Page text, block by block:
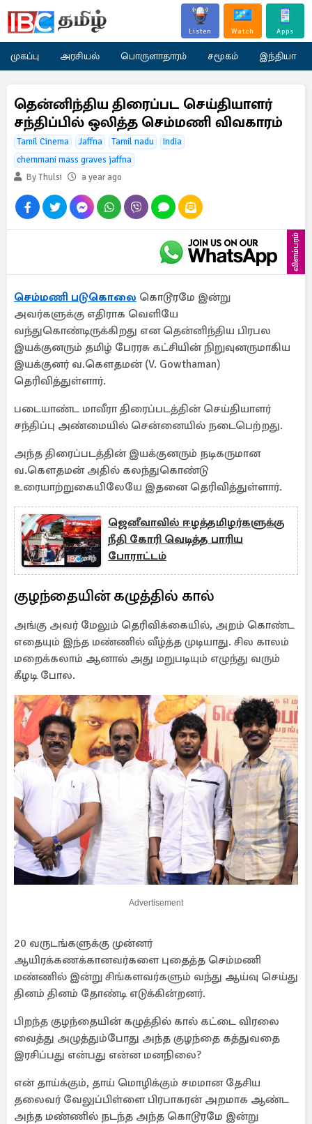
Listen Watch Apps
முகப்பு அரசியல் பொருளாதாரம் சமூகம் இந்தியா
தென்னிந்திய திரைப்பட செய்தியாளர்
சந்திப்பில் ஒலித்த செம்மணி விவகாரம்
Tamil Cinema Jaffna Tamil nadu
India
chemmani mass graves jaffna
By Thulsi
a year ago
விளம்பரம்
செம்மணி படுகொலை கொடூரமே இன்று
அவர்களுக்கு எதிராக வெளியே
வந்துகொண்டிருக்கிறது என தென்னிந்திய பிரபல
இயக்குனரும் தமிழ் பேரரசு கட்சியின் நிறுவுனருமாகிய
இயக்குனர் வ.கௌதமன் (V. Gowthaman)
தெரிவித்துள்ளார்.
படையாண்ட மாவீரா திரைப்படத்தின் செய்தியாளர்
சந்திப்பு அண்மையில் சென்னையில் நடைபெற்றது.
அந்த திரைப்படத்தின் இயக்குனரும் நடிகருமான
வ.கௌதமன் அதில் கலந்துகொண்டு
உரையாற்றுகையிலேயே இதனை தெரிவித்துள்ளார்.
ஜெனீவாவில் ஈழத்தமிழர்களுக்கு
நீதி கோரி வெடித்த பாரிய
போராட்டம்
குழந்தையின் கழுத்தில் கால்
அங்கு அவர் மேலும் தெரிவிக்கையில், அறம் கொண்ட
எதையும் இந்த மண்ணில் வீழ்த்த முடியாது. சில காலம்
மறைக்கலாம் ஆனால் அது மறுபடியும் எழுந்து வரும்
கீழடி போல.
Advertisement
20 வருடங்களுக்கு முன்னர்
ஆயிரக்கணக்கானவர்களை புதைத்த செம்மணி
மண்ணில் இன்று சிங்களவர்களும் வந்து ஆய்வு செய்து
தினம் தினம் தோண்டி எடுக்கின்றனர்.
பிறந்த குழந்தையின் கழுத்தில் கால் கட்டை விரலை
வைத்து அழுத்தும்போது அந்த குழந்தை கத்துவதை
இரசிப்பது என்பது என்ன மனநிலை?
என் தாய்க்கும், தாய் மொழிக்கும் சமமான தேசிய
தலைவர் வேலுப்பிள்ளை பிரபாகரன் அறமாக ஆண்ட
அந்த மண்ணில் நடந்த அந்த கொடூரமே இன்று